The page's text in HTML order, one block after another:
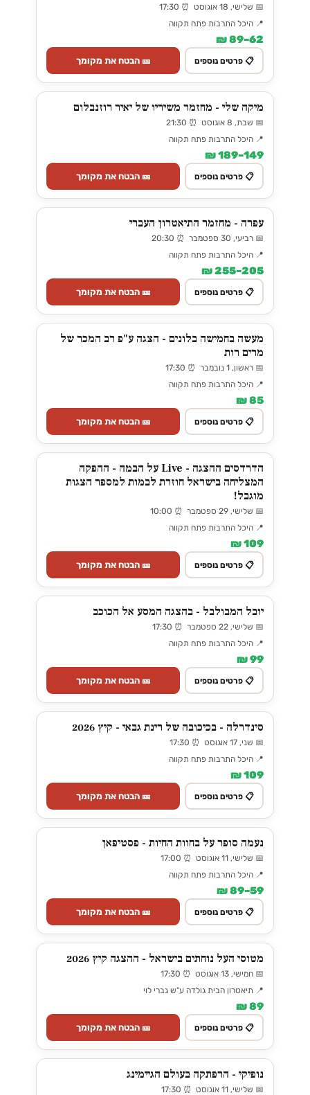
📅 שלישי, 18 אוגוסט ⏰ 17:30
📍 היכל התרבות פתח תקווה
62–89 ₪
📋 פרטים נוספים 🎫 הבטח את מקומך
מיקה שלי - מחזמר משיריו של יאיר רוזנבלום
📅 שבת, 8 אוגוסט ⏰ 21:30
📍 היכל התרבות פתח תקווה
149–189 ₪
📋 פרטים נוספים 🎫 הבטח את מקומך
עפרה - מחזמר התיאטרון העברי
📅 רביעי, 30 ספטמבר ⏰ 20:30
📍 היכל התרבות פתח תקווה
205–255 ₪
📋 פרטים נוספים 🎫 הבטח את מקומך
מעשה בחמישה בלונים - הצגה ע"פ רב המכר של
מרים רות
📅 ראשון, 1 נובמבר ⏰ 17:30
📍 היכל התרבות פתח תקווה
85 ₪
📋 פרטים נוספים 🎫 הבטח את מקומך
הדרדסים ההצגה - Live על הבמה - ההפקה
המצליחה בישראל חוזרת לבמות למספר הצגות
מוגבל!
📅 שלישי, 29 ספטמבר ⏰ 10:00
📍 היכל התרבות פתח תקווה
109 ₪
📋 פרטים נוספים 🎫 הבטח את מקומך
יובל המבולבל - בהצגה המסע אל הכוכב
📅 שלישי, 22 ספטמבר ⏰ 17:30
📍 היכל התרבות פתח תקווה
99 ₪
📋 פרטים נוספים 🎫 הבטח את מקומך
סינדרלה - בכיכובה של רינת גבאי - קיץ 2026
📅 שני, 17 אוגוסט ⏰ 17:30
📍 היכל התרבות פתח תקווה
109 ₪
📋 פרטים נוספים 🎫 הבטח את מקומך
נעמה סופר על בחוות החיות - פסטיפאן
📅 שלישי, 11 אוגוסט ⏰ 17:00
📍 היכל התרבות פתח תקווה
59–89 ₪
📋 פרטים נוספים 🎫 הבטח את מקומך
מטוסי העל נוחתים בישראל - ההצגה קיץ 2026
📅 חמישי, 13 אוגוסט ⏰ 17:30
📍 תיאטרון הבית גולדה ע"ש גברי לוי
89 ₪
📋 פרטים נוספים 🎫 הבטח את מקומך
נופיקי - הרפתקה בעולם הגיימינג
📅 שלישי, 11 אוגוסט ⏰ 17:30